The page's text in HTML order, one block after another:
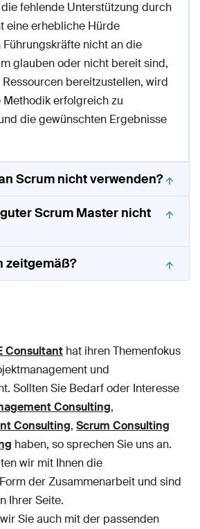
fehlende Unterstützung durch
eine erhebliche Hürde
nicht an die
glauben oder nicht bereit sind,
bereitzustellen, wird
erfolgreich zu
die gewünschten Ergebnisse
Scrum nicht verwenden?
Scrum Master nicht
zeitgemäß?
Consultant hat ihren Themenfokus
und
Sollten Sie Bedarf oder Interesse
Consulting,
Consulting, Scrum Consulting
haben, so sprechen Sie uns an.
wir mit Ihnen die
der Zusammenarbeit und sind
Ihrer Seite.
Sie auch mit der passenden